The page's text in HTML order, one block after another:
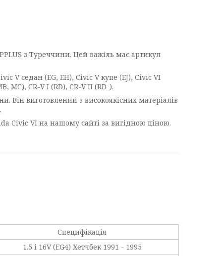
з Туреччини. Цей важіль має артикул
V седан (EG, EH), Civic V купе (EJ), Civic VI
MC), CR-V I (RD), CR-V II (RD_).
Він виготовлений з високоякісних матеріалів
Civic VI на нашому сайті за вигідною ціною.
Специфікація
1.5 i 16V (EG4) Хетчбек 1991 - 1995